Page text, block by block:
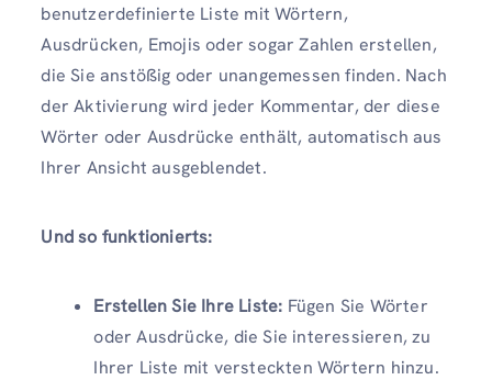
benutzerdefinierte Liste mit Wörtern,
Ausdrücken, Emojis oder sogar Zahlen erstellen,
die Sie anstößig oder unangemessen finden. Nach
der Aktivierung wird jeder Kommentar, der diese
Wörter oder Ausdrücke enthält, automatisch aus
Ihrer Ansicht ausgeblendet.
Und so funktionierts:
Erstellen Sie Ihre Liste: Fügen Sie Wörter
oder Ausdrücke, die Sie interessieren, zu
Ihrer Liste mit versteckten Wörtern hinzu.